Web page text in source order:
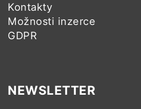
Kontakty
Možnosti inzerce
GDPR
NEWSLETTER